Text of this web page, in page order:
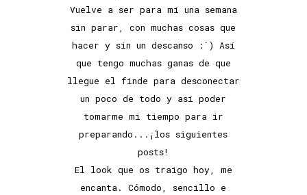
Vuelve a ser para mí una semana
sin parar, con muchas cosas que
hacer y sin un descanso :´) Así
que tengo muchas ganas de que
llegue el finde para desconectar
un poco de todo y así poder
tomarme mi tiempo para ir
preparando...¡los siguientes
posts!
El look que os traigo hoy, me
encanta. Cómodo, sencillo e